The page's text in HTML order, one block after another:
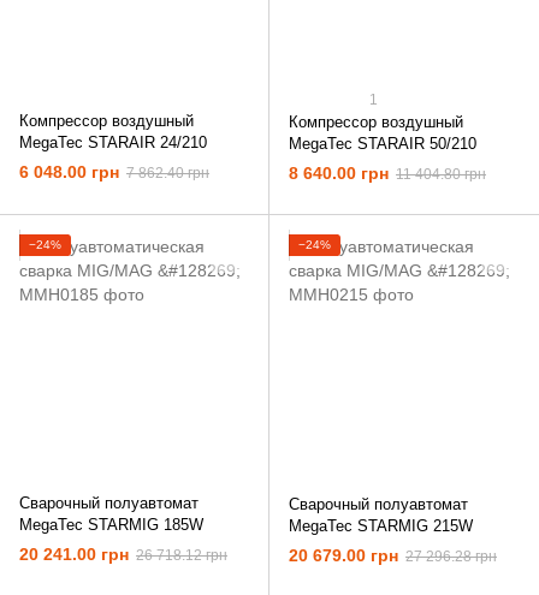
Компрессор воздушный
MegaTec STARAIR 24/210
6 048.00 грн 7 862.40 грн
1
Компрессор воздушный
MegaTec STARAIR 50/210
8 640.00 грн 11 404.80 грн
−24%
Сварочный полуавтомат
MegaTec STARMIG 185W
20 241.00 грн 26 718.12 грн
−24%
Сварочный полуавтомат
MegaTec STARMIG 215W
20 679.00 грн 27 296.28 грн